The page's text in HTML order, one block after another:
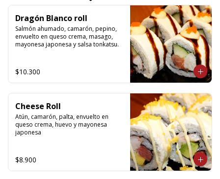
Dragón Blanco roll
Salmón ahumado, camarón, pepino,
envuelto en queso crema, masago,
mayonesa japonesa y salsa tonkatsu.
$10.300
Cheese Roll
Atún, camarón, palta, envuelto en
queso crema, huevo y mayonesa
japonesa
$8.900